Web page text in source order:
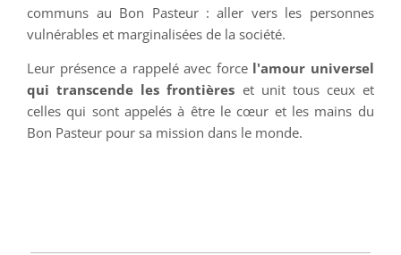
communs au Bon Pasteur : aller vers les personnes
vulnérables et marginalisées de la société.
Leur présence a rappelé avec force l'amour universel
qui transcende les frontières et unit tous ceux et
celles qui sont appelés à être le cœur et les mains du
Bon Pasteur pour sa mission dans le monde.